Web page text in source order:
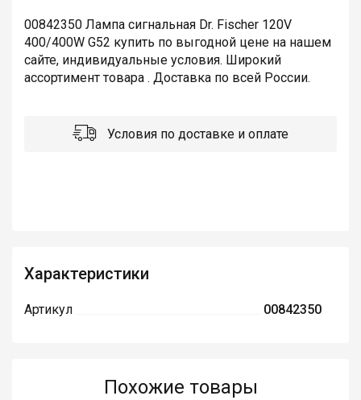
00842350 Лампа сигнальная Dr. Fischer 120V
400/400W G52 купить по выгодной цене на нашем
сайте, индивидуальные условия. Широкий
ассортимент товара . Доставка по всей России.
Условия по доставке и оплате
Характеристики
Артикул 00842350
Похожие товары